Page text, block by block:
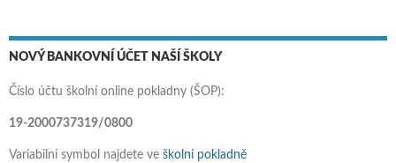
NOVÝ BANKOVNÍ ÚČET NAŠÍ ŠKOLY
Číslo účtu školní online pokladny (ŠOP):
19-2000737319/0800
Variabilní symbol najdete ve školní pokladně